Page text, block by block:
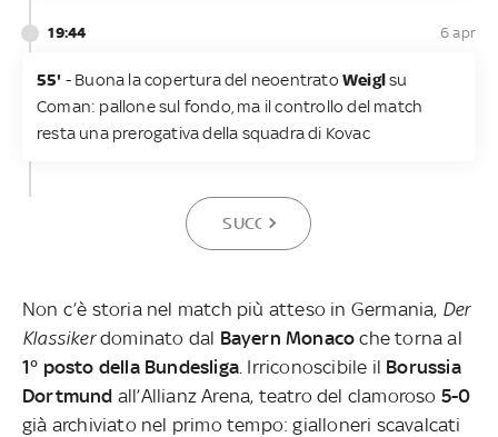
19:44 6 apr
55' - Buona la copertura del neoentratoWeiglsu
Coman: pallone sul fondo, ma il controllo del match
resta una prerogativa della squadra di Kovac
SUCCESSIVA
Non c’è storia nel match più atteso in Germania, Der
Klassikerdominato dal Bayern Monaco che torna al
1° posto della Bundesliga . Irriconoscibile il Borussia
Dortmund all’Allianz Arena, teatro del clamoroso 5-0
già archiviato nel primo tempo: gialloneri scavalcati